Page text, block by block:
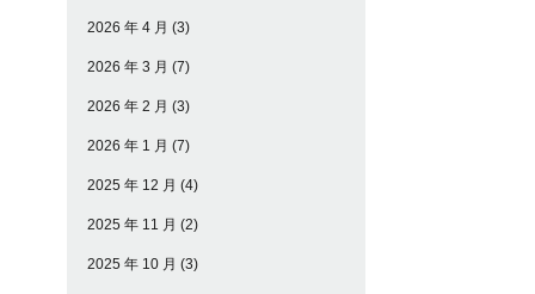
2026 年 4 月 (3)
2026 年 3 月 (7)
2026 年 2 月 (3)
2026 年 1 月 (7)
2025 年 12 月 (4)
2025 年 11 月 (2)
2025 年 10 月 (3)